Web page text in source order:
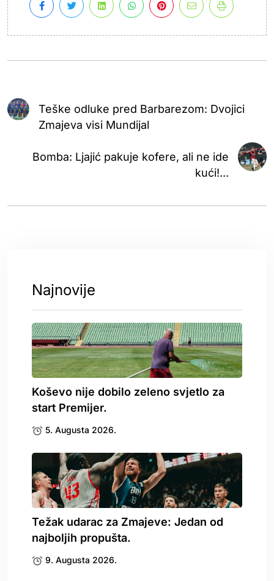
Teške odluke pred Barbarezom: Dvojici
Zmajeva visi Mundijal
Bomba: Ljajić pakuje kofere, ali ne ide
kući!...
Najnovije
Koševo nije dobilo zeleno svjetlo za
start Premijer.
5. Augusta 2026.
Težak udarac za Zmajeve: Jedan od
najboljih propušta.
9. Augusta 2026.